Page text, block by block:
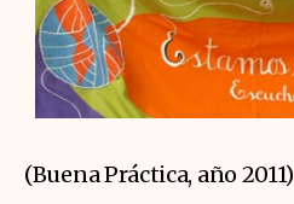
(Buena Práctica, año 2011)